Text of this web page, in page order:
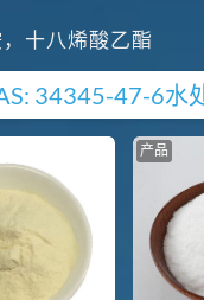
十八烯酸乙酯
34345-47-6水
产品